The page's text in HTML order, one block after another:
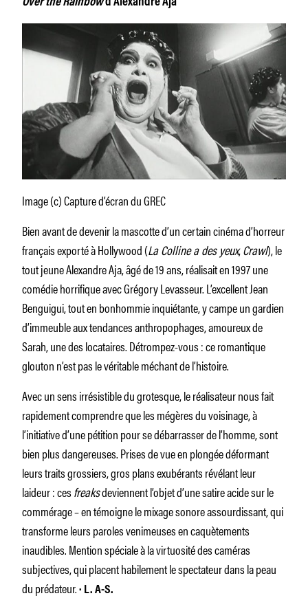
Over the Rainbowd’Alexandre Aja
Image (c) Capture d’écran du GREC
Bien avant de devenir la mascotte d’un certain cinéma d’horreur
français exporté à Hollywood (La Colline a des yeux,Crawl), le
tout jeune Alexandre Aja, âgé de 19 ans, réalisait en 1997 une
comédie horrifique avec Grégory Levasseur. L’excellent Jean
Benguigui, tout en bonhommie inquiétante, y campe un gardien
d’immeuble aux tendances anthropophages, amoureux de
Sarah, une des locataires. Détrompez-vous : ce romantique
glouton n’est pas le véritable méchant de l’histoire.
Avec un sens irrésistible du grotesque, le réalisateur nous fait
rapidement comprendre que les mégères du voisinage, à
l’initiative d’une pétition pour se débarrasser de l’homme, sont
bien plus dangereuses. Prises de vue en plongée déformant
leurs traits grossiers, gros plans exubérants révélant leur
laideur : cesfreaksdeviennent l’objet d’une satire acide sur le
commérage – en témoigne le mixage sonore assourdissant, qui
transforme leurs paroles venimeuses en caquètements
inaudibles. Mention spéciale à la virtuosité des caméras
subjectives, qui placent habilement le spectateur dans la peau
du prédateur. · L. A-S.